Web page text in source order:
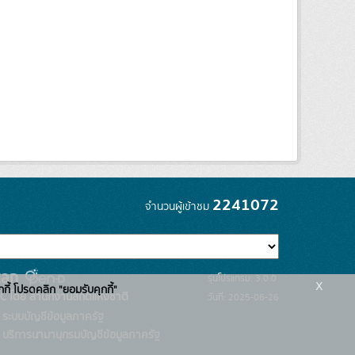
จำนวนผู้เข้าชม 2241072
โดย สำนักงานสถิติแห่งชาติ
รุ่นโปรแกรม: 3.0.0
วันที่: 2025-06-26
กี้ โปรดคลิก "ยอมรับคุกกี้" x